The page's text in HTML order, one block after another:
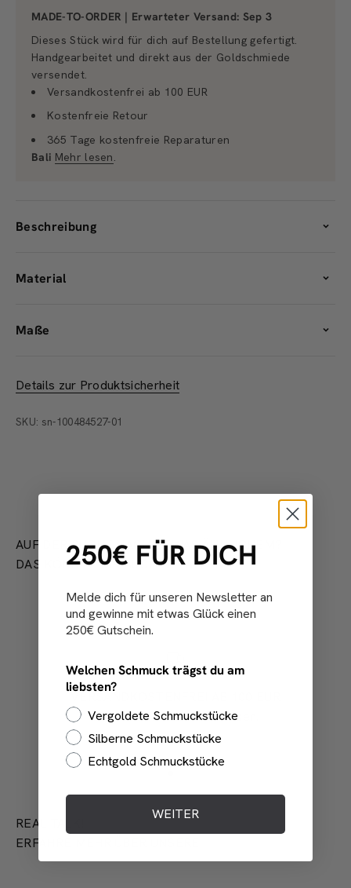
MADE-TO-ORDER | Erwarteter Versand: Sep 3
Dieses Stück wird für dich auf Bestellung gefertigt.
Handgearbeitet und direkt aus der Goldschmiede
versendet.
Versandkostenfrei ab 100 EUR
Kostenfreie Retour
365 Tage kostenfreie Reparaturen
Bali Mehr lesen.
Beschreibung
Material
Maße
Details zur Produktsicherheit
SKU: sn-100484527-01
AUF DER SUCHE NACH ETWAS ÄHNLICHEM?
DAS KÖNNTE DIR AUCH GEFALLEN
VERSANDKOSTENFREI AB 100 EUR
Für deutsche Lieferadressen.
REAL TALK!
ERFAHRE MEHR ÜBER UNSERE:
250€ FÜR DICH
Melde dich für unseren Newsletter an
und gewinne mit etwas Glück einen
250€ Gutschein.
Welchen Schmuck trägst du am
liebsten?
Vergoldete Schmuckstücke
Silberne Schmuckstücke
Echtgold Schmuckstücke
WEITER